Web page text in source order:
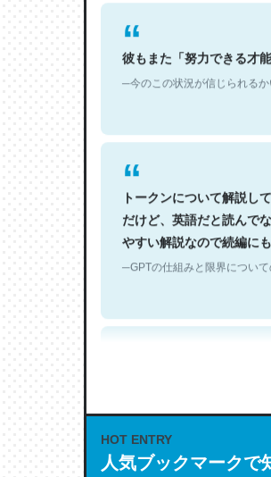
彼もまた「努力できる才
─今のこの状況が信じられるか
トークンについて解説し
だけど、英語だと読んで
やすい解説なので続編に
─GPTの仕組みと限界につい
─GPTの仕組みと限界につい
HOT ENTRY
人気ブックマークで